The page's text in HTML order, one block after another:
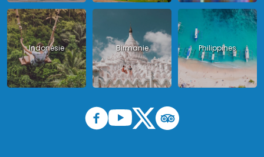
Indonésie Birmanie Philippines